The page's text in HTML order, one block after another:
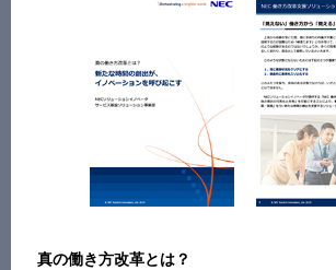
真の働き方改革とは？